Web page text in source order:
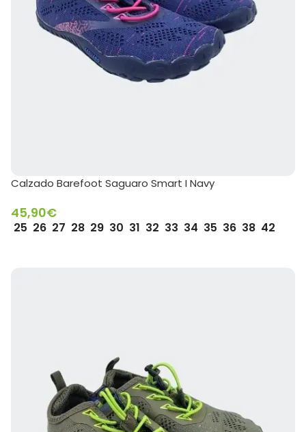
Calzado Barefoot Saguaro Smart I Navy
45,90€
25 26 27 28 29 30 31 32 33 34 35 36 38 42